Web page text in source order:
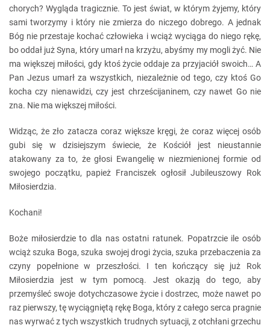
chorych? Wygląda tragicznie. To jest świat, w którym żyjemy, który
sami tworzymy i który nie zmierza do niczego dobrego. A jednak
Bóg nie przestaje kochać człowieka i wciąż wyciąga do niego rękę,
bo oddał już Syna, który umarł na krzyżu, abyśmy my mogli żyć. Nie
ma większej miłości, gdy ktoś życie oddaje za przyjaciół swoich… A
Pan Jezus umarł za wszystkich, niezależnie od tego, czy ktoś Go
kocha czy nienawidzi, czy jest chrześcijaninem, czy nawet Go nie
zna. Nie ma większej miłości.
Widząc, że zło zatacza coraz większe kręgi, że coraz więcej osób
gubi się w dzisiejszym świecie, że Kościół jest nieustannie
atakowany za to, że głosi Ewangelię w niezmienionej formie od
swojego początku, papież Franciszek ogłosił Jubileuszowy Rok
Miłosierdzia.
Kochani!
Boże miłosierdzie to dla nas ostatni ratunek. Popatrzcie ile osób
wciąż szuka Boga, szuka swojej drogi życia, szuka przebaczenia za
czyny popełnione w przeszłości. I ten kończący się już Rok
Miłosierdzia jest w tym pomocą. Jest okazją do tego, aby
przemyśleć swoje dotychczasowe życie i dostrzec, może nawet po
raz pierwszy, tę wyciągniętą rękę Boga, który z całego serca pragnie
nas wyrwać z tych wszystkich trudnych sytuacji, z otchłani grzechu